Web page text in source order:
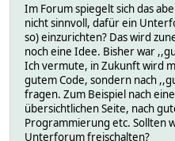
Im Forum spiegelt sich das
nicht sinnvoll, dafür ein
so) einzurichten? Das wird
noch eine Idee. Bisher war
Ich vermute, in Zukunft wird
gutem Code, sondern nach
fragen. Zum Beispiel nach
übersichtlichen Seite, nach
Programmierung etc. Sollten
Unterforum freischalten?